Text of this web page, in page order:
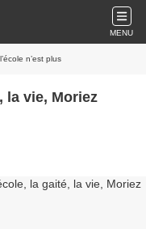
MENU
n’est plus
la vie, Moriez